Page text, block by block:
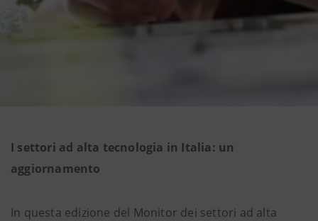
I settori ad alta tecnologia in Italia: un
aggiornamento
In questa edizione del Monitor dei settori ad alta